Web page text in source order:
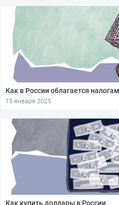
Как в России облагается
15 января 2025
Как купить доллары в России